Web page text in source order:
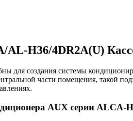
AL-H36/4DR2A(U)
для создания системы
части помещения, такой
AUX серии ALCA-